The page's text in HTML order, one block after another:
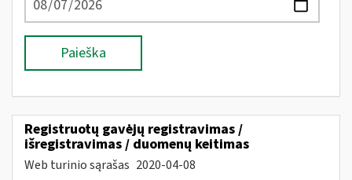
Paieška
Registruotų gavėjų registravimas /
išregistravimas / duomenų keitimas
Web turinio sąrašas 2020-04-08